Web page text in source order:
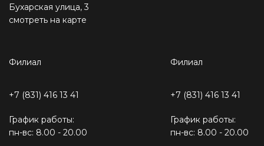
Бухарская улица, 3
смотреть на карте
Филиал
+7 (831) 416 13 41
График работы:
пн-вс: 8.00 - 20.00
Филиал
+7 (831) 416 13 41
График работы:
пн-вс: 8.00 - 20.00